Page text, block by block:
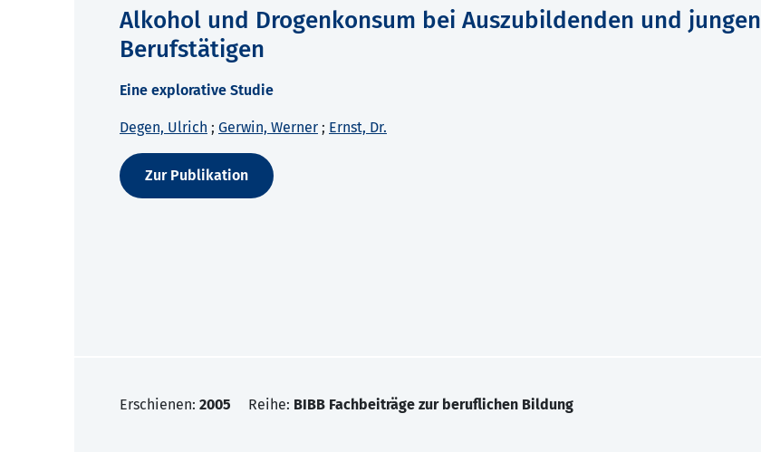
Alkohol und Drogenkonsum bei Auszubildenden und jungen
Berufstätigen
Eine explorative Studie
Degen, Ulrich ; Gerwin, Werner ; Ernst, Dr.
Zur Publikation
Erschienen: 2005 Reihe: BIBB Fachbeiträge zur beruflichen Bildung